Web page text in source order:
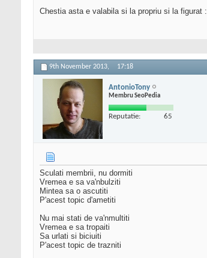
Chestia asta e valabila si la propriu si la figurat :
9th November 2013, 17:18
AntonioTony
Membru SeoPedia
Reputatie: 65
Sculati membrii, nu dormiti
Vremea e sa va'nbulziti
Mintea sa o ascutiti
P'acest topic d'ametiti
Nu mai stati de va'nmultiti
Vremea e sa tropaiti
Sa urlati si biciuiti
P'acest topic de trazniti